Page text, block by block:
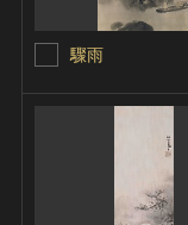
驟雨